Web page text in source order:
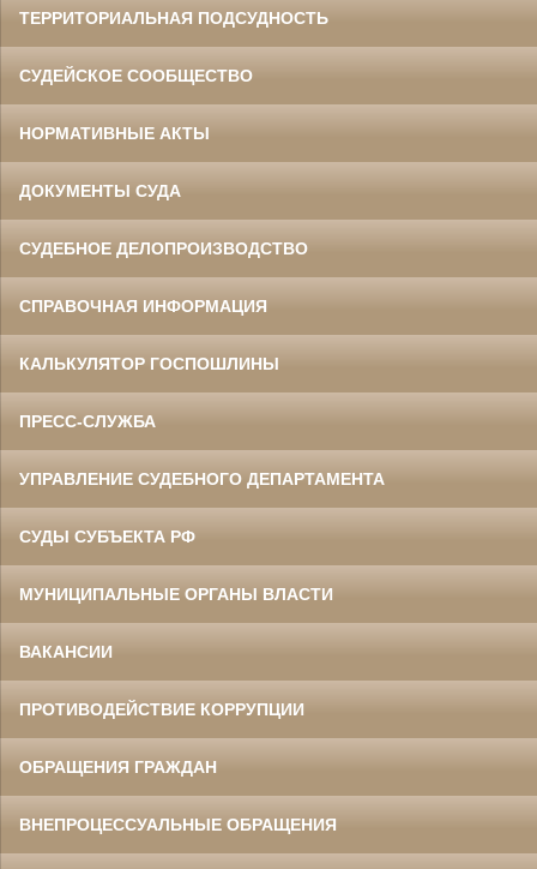
ТЕРРИТОРИАЛЬНАЯ ПОДСУДНОСТЬ
СУДЕЙСКОЕ СООБЩЕСТВО
НОРМАТИВНЫЕ АКТЫ
ДОКУМЕНТЫ СУДА
СУДЕБНОЕ ДЕЛОПРОИЗВОДСТВО
СПРАВОЧНАЯ ИНФОРМАЦИЯ
КАЛЬКУЛЯТОР ГОСПОШЛИНЫ
ПРЕСС-СЛУЖБА
УПРАВЛЕНИЕ СУДЕБНОГО ДЕПАРТАМЕНТА
СУДЫ СУБЪЕКТА РФ
МУНИЦИПАЛЬНЫЕ ОРГАНЫ ВЛАСТИ
ВАКАНСИИ
ПРОТИВОДЕЙСТВИЕ КОРРУПЦИИ
ОБРАЩЕНИЯ ГРАЖДАН
ВНЕПРОЦЕССУАЛЬНЫЕ ОБРАЩЕНИЯ